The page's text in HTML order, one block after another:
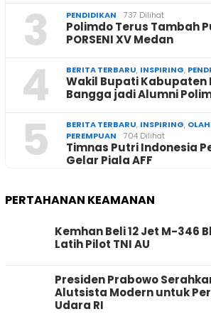
3 PENDIDIKAN 737 Dilihat
Polimdo Terus Tambah
PORSENI XV Medan
4 BERITA TERBARU, INSPIRING,
Wakil Bupati Kabupaten
Bangga jadi Alumni
5 BERITA TERBARU, INSPIRING,
PEREMPUAN
704 Dilihat
Timnas Putri Indonesia
Gelar Piala AFF
PERTAHANAN KEAMANAN
Kemhan Beli 12 Jet M-346
Latih Pilot TNI AU
Presiden Prabowo
Alutsista Modern untuk
Udara RI